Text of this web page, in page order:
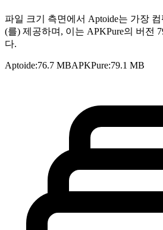
파일 크기 측면에서 Aptoide는 가장
(를) 제공하며, 이는 APKPure의 버전
다.
Aptoide:76.7 MBAPKPure:79.1 MB